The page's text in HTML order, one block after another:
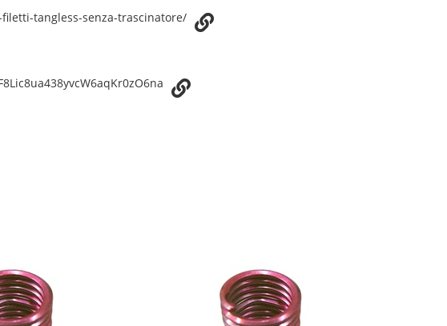
tangless-senza-trascinatore/